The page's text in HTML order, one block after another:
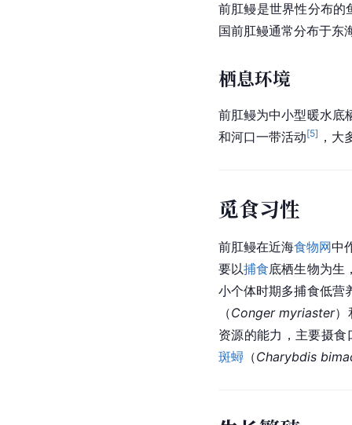
前肛鳗是世界性分布的
国前肛鳗通常分布于东
栖息环境
前肛鳗为中小型暖水底
和河口一带活动[5] ，
觅食习性
前肛鳗在近海食物网中
要以捕食底栖生物为生
小个体时期多捕食低营
（Conger myriaster）
资源的能力，主要摄食
斑蟳 （Charybdis